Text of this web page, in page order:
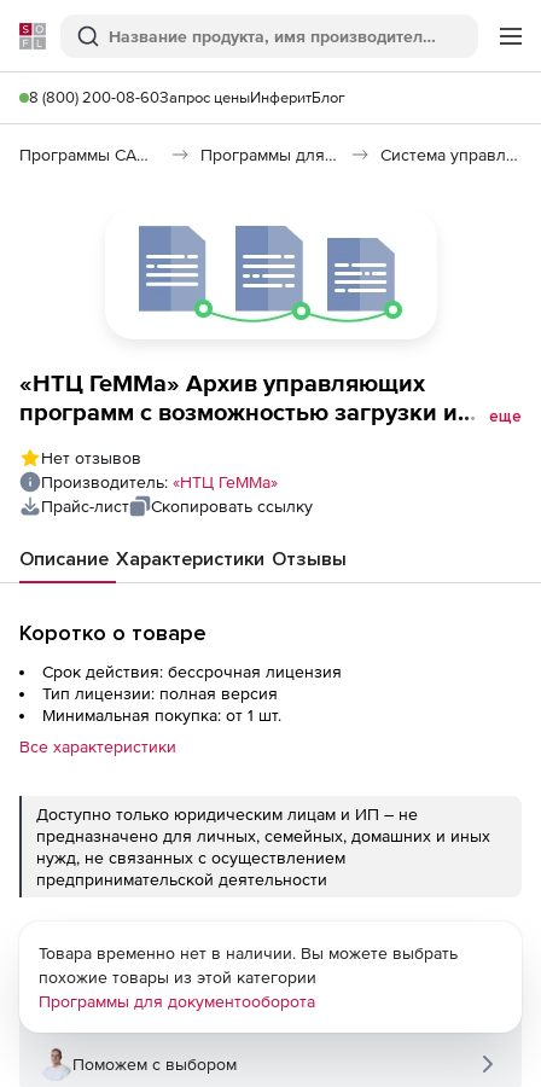
Softline
Поиск
8 (800) 200-08-60Запрос ценыИнферитБлог
Программы САПР и ГИС Программы для документооборота Система управления технологической информацией (СУТИ)
«НТЦ ГеММа» Архив управляющих
программ с возможностью загрузки и
Предприятие (лицензия),
еще
Нет отзывов
Производитель: «НТЦ ГеММа»
Прайс-лист
Скопировать ссылку
Описание Характеристики Отзывы
Коротко о товаре
Срок действия: бессрочная лицензия
Тип лицензии: полная версия
Минимальная покупка: от 1 шт.
Все характеристики
Доступно только юридическим лицам и ИП – не
предназначено для личных, семейных, домашних и иных
нужд, не связанных с осуществлением
предпринимательской деятельности
Товара временно нет в наличии. Вы можете выбрать
похожие товары из этой категории
Программы для документооборота
Поможем с выбором